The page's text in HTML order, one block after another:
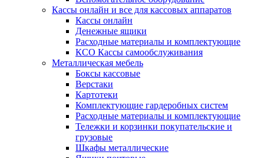
Кассы онлайн и все для кассовых аппаратов
Кассы онлайн
Денежные ящики
Расходные материалы и комплектующие
КСО Кассы самообслуживания
Металлическая мебель
Боксы кассовые
Верстаки
Картотеки
Комплектующие гардеробных систем
Расходные материалы и комплектующие
Тележки и корзинки покупательские и
грузовые
Шкафы металлические